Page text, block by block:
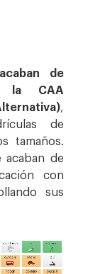
de
la CAA
,
de
tamaños.
acaban de
con
sus